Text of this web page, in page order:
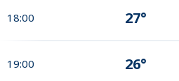
18:00 27°
19:00 26°